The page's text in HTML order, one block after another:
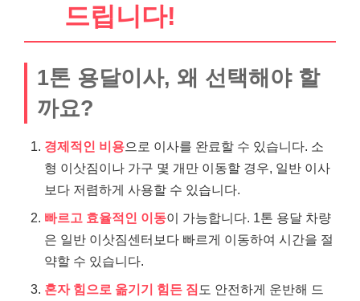
드립니다!
1톤 용달이사, 왜 선택해야 할
까요?
경제적인 비용으로 이사를 완료할 수 있습니다. 소
형 이삿짐이나 가구 몇 개만 이동할 경우, 일반 이사
보다 저렴하게 사용할 수 있습니다.
빠르고 효율적인 이동이 가능합니다. 1톤 용달 차량
은 일반 이삿짐센터보다 빠르게 이동하여 시간을 절
약할 수 있습니다.
혼자 힘으로 옮기기 힘든 짐 도 안전하게 운반해 드